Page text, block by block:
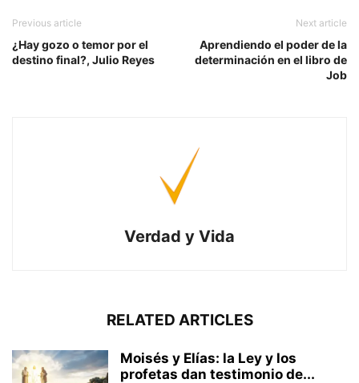
Previous article
¿Hay gozo o temor por el
destino final?, Julio Reyes
Next article
Aprendiendo el poder de la
determinación en el libro de
Job
Verdad y Vida
RELATED ARTICLES
Moisés y Elías: la Ley y los
profetas dan testimonio de...